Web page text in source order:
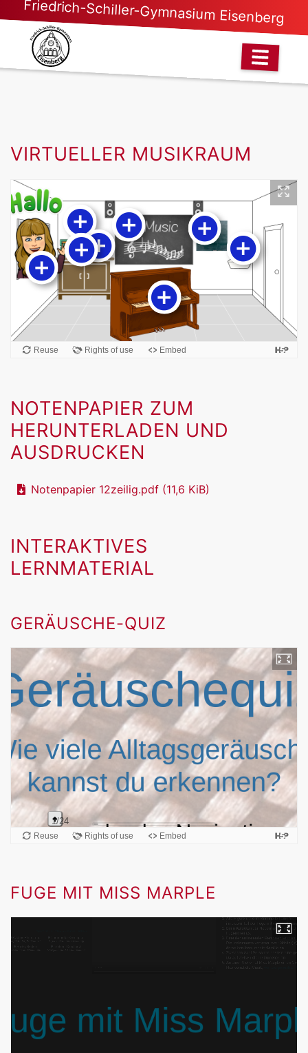
Friedrich-Schiller-Gymnasium Eisenberg
VIRTUELLER MUSIKRAUM
NOTENPAPIER ZUM
HERUNTERLADEN UND
AUSDRUCKEN
Notenpapier 12zeilig.pdf (11,6 KiB)
INTERAKTIVES
LERNMATERIAL
GERÄUSCHE-QUIZ
FUGE MIT MISS MARPLE